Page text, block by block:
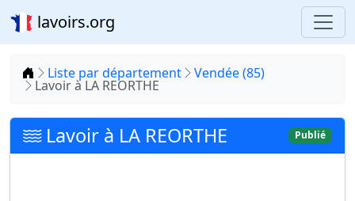
lavoirs.org
Accueil
Liste par département Vendée (85)
Lavoir à LA REORTHE
Lavoir à LA REORTHE Publié